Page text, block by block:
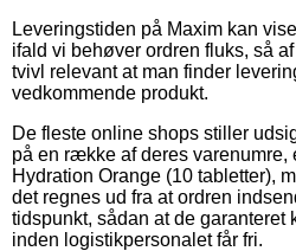
Leveringstiden på Maxim kan
ifald vi behøver ordren fluks, så
tvivl relevant at man finder
vedkommende produkt.
De fleste online shops stiller
på en række af deres varenumre,
Hydration Orange (10 tabletter),
det regnes ud fra at ordren
tidspunkt, sådan at de garanteret
inden logistikpersonalet får fri.